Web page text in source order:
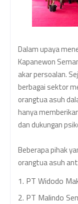
Dalam upaya
Kapanewon
akar persoalan.
berbagai sektor
orangtua asuh
hanya
dan dukungan
Beberapa pihak
orangtua asuh
1. PT Widodo
2. PT Malindo